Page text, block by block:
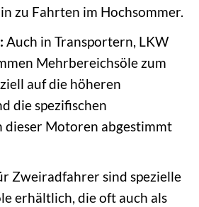
zu Fahrten im Hochsommer.
Auch in Transportern, LKW
Mehrbereichsöle zum
auf die höheren
die spezifischen
dieser Motoren abgestimmt
Zweiradfahrer sind spezielle
erhältlich, die oft auch als